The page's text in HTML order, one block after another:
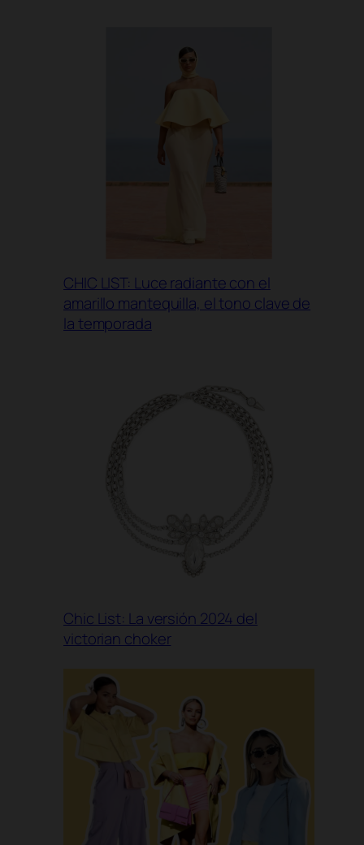
CHIC LIST: Luce radiante con el
amarillo mantequilla, el tono clave de
la temporada
Chic List: La versión 2024 del
victorian choker